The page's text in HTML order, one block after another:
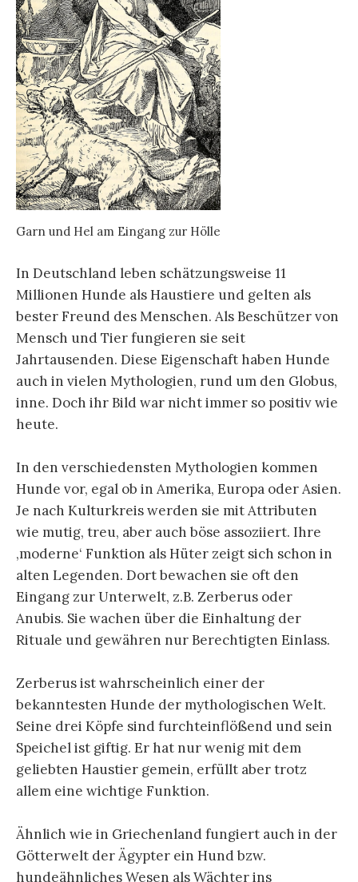
Garn und Hel am Eingang zur Hölle
In Deutschland leben schätzungsweise 11
Millionen Hunde als Haustiere und gelten als
bester Freund des Menschen. Als Beschützer von
Mensch und Tier fungieren sie seit
Jahrtausenden. Diese Eigenschaft haben Hunde
auch in vielen Mythologien, rund um den Globus,
inne. Doch ihr Bild war nicht immer so positiv wie
heute.
In den verschiedensten Mythologien kommen
Hunde vor, egal ob in Amerika, Europa oder Asien.
Je nach Kulturkreis werden sie mit Attributen
wie mutig, treu, aber auch böse assoziiert. Ihre
‚moderne‘ Funktion als Hüter zeigt sich schon in
alten Legenden. Dort bewachen sie oft den
Eingang zur Unterwelt, z.B. Zerberus oder
Anubis. Sie wachen über die Einhaltung der
Rituale und gewähren nur Berechtigten Einlass.
Zerberus ist wahrscheinlich einer der
bekanntesten Hunde der mythologischen Welt.
Seine drei Köpfe sind furchteinflößend und sein
Speichel ist giftig. Er hat nur wenig mit dem
geliebten Haustier gemein, erfüllt aber trotz
allem eine wichtige Funktion.
Ähnlich wie in Griechenland fungiert auch in der
Götterwelt der Ägypter ein Hund bzw.
hundeähnliches Wesen als Wächter ins